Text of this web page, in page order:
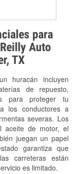
para
Auto
TX
huracán incluyen
de repuesto,
para proteger tu
los conductores a
severas. Los
aceite de motor, el
juegan un papel
garantiza que
carreteras están
es limitado.
faros
discos de